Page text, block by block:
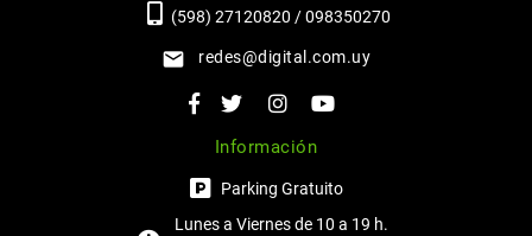
(598) 27120820 / 098350270
redes@digital.com.uy
Información
Parking Gratuito
Lunes a Viernes de 10 a 19 h.